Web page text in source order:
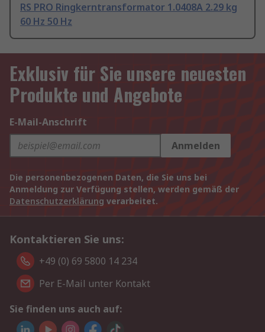
RS PRO Ringkerntransformator 1.0408A 2.29 kg
60 Hz 50 Hz
Exklusiv für Sie unsere neuesten
Produkte und Angebote
E-Mail-Anschrift
Anmelden
Die personenbezogenen Daten, die Sie uns bei
Anmeldung zur Verfügung stellen, werden gemäß der
Datenschutzerklärung verarbeitet.
Kontaktieren Sie uns:
+49 (0) 69 5800 14 234
Per E-Mail unter Kontakt
Sie finden uns auch auf: